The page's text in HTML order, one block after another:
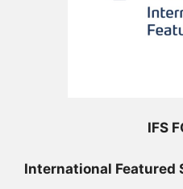
IFS
International Featured